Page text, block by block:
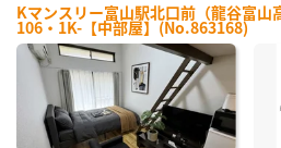
Kマンスリー富山駅北口前（龍谷富山
106・1K-【中部屋】(No.863168)